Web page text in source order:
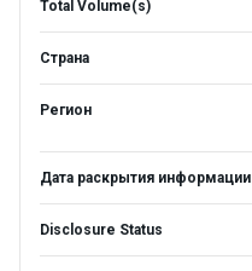
Total Volume(s)
Страна
Регион
Дата раскрытия информации
Disclosure Status